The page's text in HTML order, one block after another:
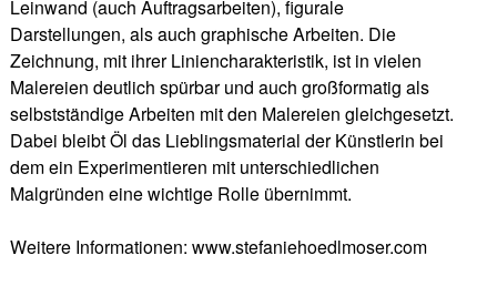
Leinwand (auch Auftragsarbeiten), figurale
Darstellungen, als auch graphische Arbeiten. Die
Zeichnung, mit ihrer Liniencharakteristik, ist in vielen
Malereien deutlich spürbar und auch großformatig als
selbstständige Arbeiten mit den Malereien gleichgesetzt.
Dabei bleibt Öl das Lieblingsmaterial der Künstlerin bei
dem ein Experimentieren mit unterschiedlichen
Malgründen eine wichtige Rolle übernimmt.
Weitere Informationen: www.stefaniehoedlmoser.com